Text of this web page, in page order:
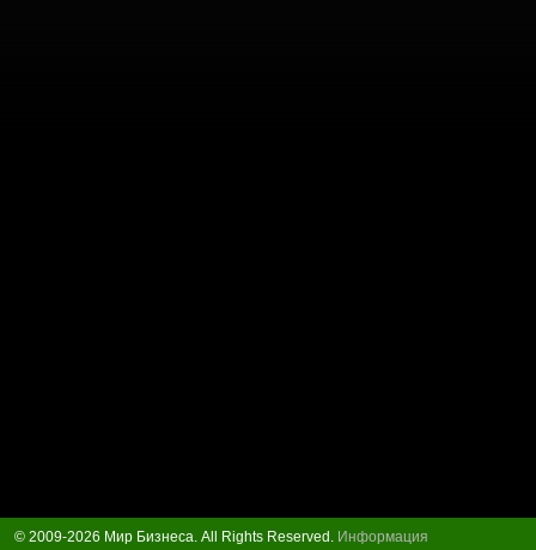
© 2009-2026 Мир Бизнеса. All Rights Reserved. Информация